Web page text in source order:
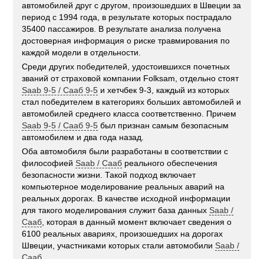
автомобилей друг с другом, произошедших в Швеции за
период с 1994 года, в результате которых пострадало
35400 пассажиров. В результате анализа получена
достоверная информация о риске травмирования по
каждой модели в отдельности.
Среди других победителей, удостоившихся почетных
званий от страховой компании Folksam, отдельно стоят
Saab 9-5 / Сааб 9-5 и хетчбек 9-3, каждый из которых
стал победителем в категориях больших автомобилей и
автомобилей среднего класса соответственно. Причем
Saab 9-5 / Сааб 9-5 был признан самым безопасным
автомобилем и два года назад.
Оба автомобиля были разработаны в соответствии с
философией Saab / Сааб реального обеспечения
безопасности жизни. Такой подход включает
компьютерное моделирование реальных аварий на
реальных дорогах. В качестве исходной информации
для такого моделирования служит база данных Saab /
Сааб , которая в данный момент включает сведения о
6100 реальных авариях, произошедших на дорогах
Швеции, участниками которых стали автомобили Saab /